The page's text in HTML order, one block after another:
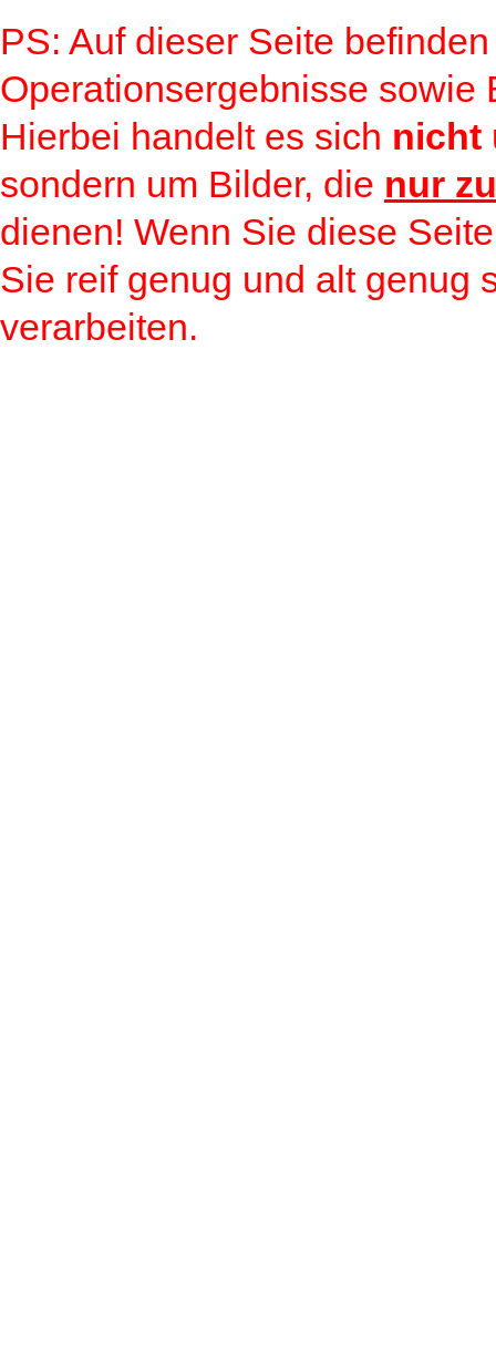
PS: Auf dieser Seite
Operationsergebnisse sowie
Hierbei handelt es sich nicht
sondern um Bilder, die nur
dienen! Wenn Sie diese
Sie reif genug und alt genug
verarbeiten.